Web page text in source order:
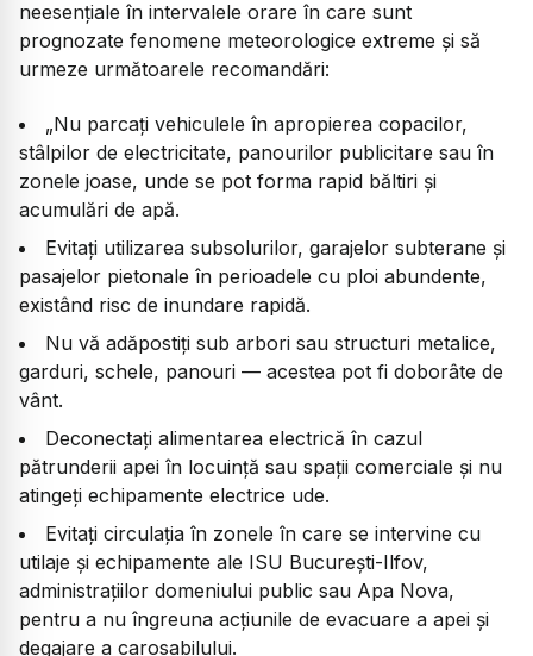
neesențiale în intervalele orare în care sunt
prognozate fenomene meteorologice extreme și să
urmeze următoarele recomandări:
„Nu parcați vehiculele în apropierea copacilor,
stâlpilor de electricitate, panourilor publicitare sau în
zonele joase, unde se pot forma rapid băltiri și
acumulări de apă.
Evitați utilizarea subsolurilor, garajelor subterane și
pasajelor pietonale în perioadele cu ploi abundente,
existând risc de inundare rapidă.
Nu vă adăpostiți sub arbori sau structuri metalice,
garduri, schele, panouri — acestea pot fi doborâte de
vânt.
Deconectați alimentarea electrică în cazul
pătrunderii apei în locuință sau spații comerciale și nu
atingeți echipamente electrice ude.
Evitați circulația în zonele în care se intervine cu
utilaje și echipamente ale ISU București-Ilfov,
administrațiilor domeniului public sau Apa Nova,
pentru a nu îngreuna acțiunile de evacuare a apei și
degajare a carosabilului.